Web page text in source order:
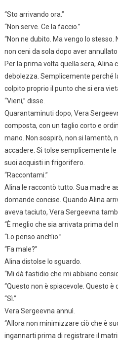
“Sto arrivando ora.”
“Non serve. Ce la faccio.”
“Non ne dubito. Ma vengo lo
non ceni da sola dopo aver
Per la prima volta quella sera, Alina
debolezza. Semplicemente perché
colpito proprio il punto che si era
“Vieni,” disse.
Quarantaminuti dopo, Vera
composta, con un taglio corto e
mano. Non sospirò, non si lamentò,
accadere. Si tolse semplicemente
suoi acquisti in frigorifero.
“Raccontami.”
Alina le raccontò tutto. Sua madre
domande concise. Quando Alina
aveva taciuto, Vera Sergeevna
“È meglio che sia arrivata prima del
“Lo penso anch’io.”
“Fa male?”
Alina distolse lo sguardo.
“Mi dà fastidio che mi abbiano
“Questo non è spiacevole. Questo è
“Sì.”
Vera Sergeevna annuì.
“Allora non minimizzare ciò che è
ingannarti prima di registrare il